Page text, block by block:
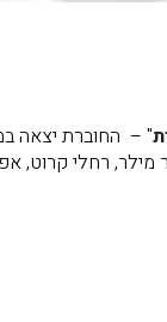
" – החוברת יצאה
עומר מילר, רחלי